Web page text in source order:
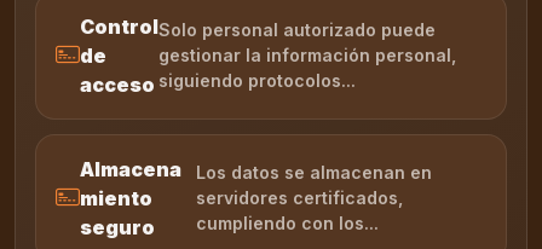
Control
de
acceso
Solo personal autorizado puede
gestionar la información personal,
siguiendo protocolos...
Almacena
miento
seguro
Los datos se almacenan en
servidores certificados,
cumpliendo con los...